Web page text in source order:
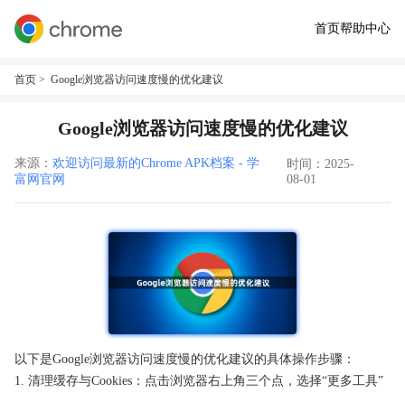
首页帮助中心
首页 > Google浏览器访问速度慢的优化建议
Google浏览器访问速度慢的优化建议
来源： 欢迎访问最新的Chrome APK档案 - 学
富网官网
时间：2025-
08-01
以下是Google浏览器访问速度慢的优化建议的具体操作步骤：
1. 清理缓存与Cookies：点击浏览器右上角三个点，选择“更多工具”